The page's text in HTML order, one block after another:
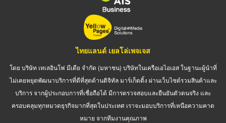
ไทยแลนด์ เยลโล่เพจเจส
โดย บริษัท เทเลอินโฟ มีเดีย จำกัด (มหาชน) บริษัทในเครือเอไอเอส ในฐานะผู้นำที่
ไม่เคยหยุดพัฒนาบริการที่ดีที่สุดด้านดิจิทัล มาร์เก็ตติ้ง ผ่านเว็บไซต์รวมสินค้าและ
บริการ จากผู้ประกอบการที่เชื่อถือได้ มีการตรวจสอบและยืนยันตัวตนจริง และ
ครอบคลุมทุกหมวดธุรกิจมากที่สุดในประเทศ เราจะมอบบริการที่เหนือความคาด
หมาย จากทีมงานคุณภาพ